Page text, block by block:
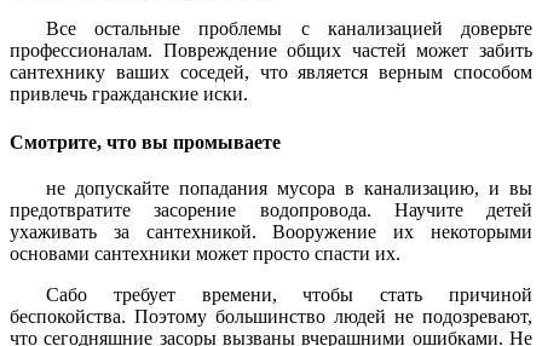
Все остальные проблемы с канализацией доверьте
профессионалам. Повреждение общих частей может забить
сантехнику ваших соседей, что является верным способом
привлечь гражданские иски.
Смотрите, что вы промываете
не допускайте попадания мусора в канализацию, и вы
предотвратите засорение водопровода. Научите детей
ухаживать за сантехникой. Вооружение их некоторыми
основами сантехники может просто спасти их.
Сабо требует времени, чтобы стать причиной
беспокойства. Поэтому большинство людей не подозревают,
что сегодняшние засоры вызваны вчерашними ошибками. Не